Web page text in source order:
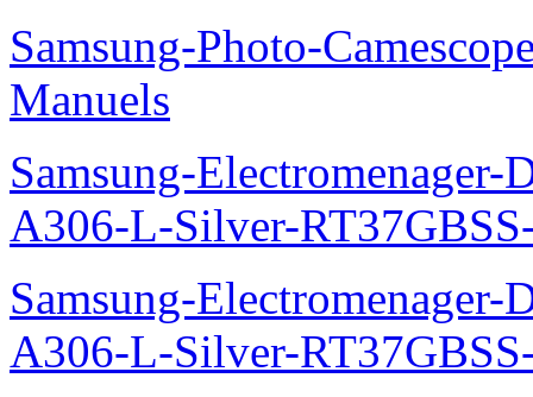
Samsung-Photo-
Manuels
Samsung-
A306-L-Silver-
Samsung-
A306-L-Silver-